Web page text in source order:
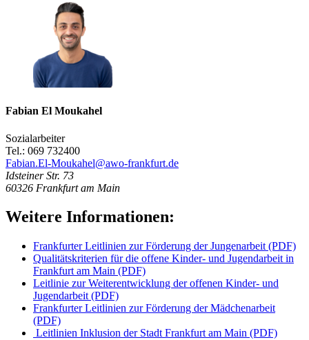
Fabian El Moukahel
Sozialarbeiter
Tel.: 069 732400
Fabian.El-Moukahel@awo-frankfurt.de
Idsteiner Str. 73
60326 Frankfurt am Main
Weitere Informationen:
Frankfurter Leitlinien zur Förderung der Jungenarbeit (PDF)
Qualitätskriterien für die offene Kinder- und Jugendarbeit in
Frankfurt am Main (PDF)
Leitlinie zur Weiterentwicklung der offenen Kinder- und
Jugendarbeit (PDF)
Frankfurter Leitlinien zur Förderung der Mädchenarbeit
(PDF)
Leitlinien Inklusion der Stadt Frankfurt am Main (PDF)